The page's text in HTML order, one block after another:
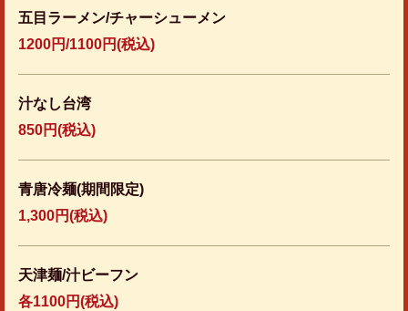
五目ラーメン/チャーシューメン
1200円/1100円(税込)
汁なし台湾
850円(税込)
青唐冷麺(期間限定)
1,300円(税込)
天津麺/汁ビーフン
各1100円(税込)